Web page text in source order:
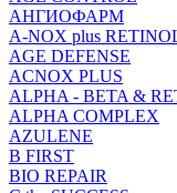
АНГИОФАРМ
A-NOX plus
AGE DEFENSE
ACNOX PLUS
ALPHA - BETA &
ALPHA COMPLEX
AZULENE
B FIRST
BIO REPAIR